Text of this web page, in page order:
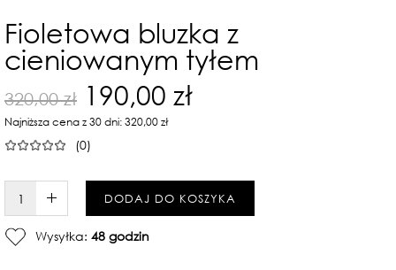
Fioletowa bluzka z
cieniowanym tyłem
320,00 zł 190,00 zł
Najniższa cena z 30 dni: 320,00 zł
(0)
W KOSZYKU :)DODAJ DO KOSZYKA
Wysyłka: 48 godzin